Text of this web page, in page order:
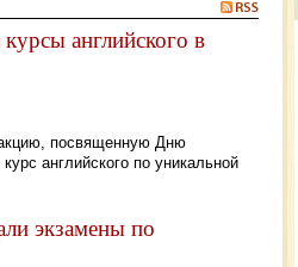
английского в
посвященную Дню
английского по уникальной
экзамены по